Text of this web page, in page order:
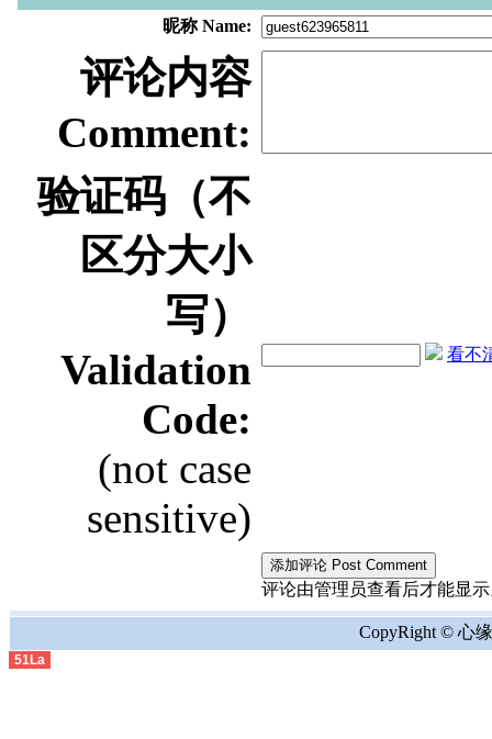
昵称 Name:
评论内容
Comment:
验证码（不
区分大小
写）
Validation
Code:
(not case
sensitive)
看不
评论由管理员查看后才能显示
CopyRight © 心
51La